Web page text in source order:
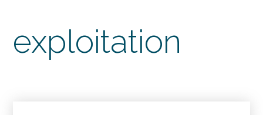
exploitation